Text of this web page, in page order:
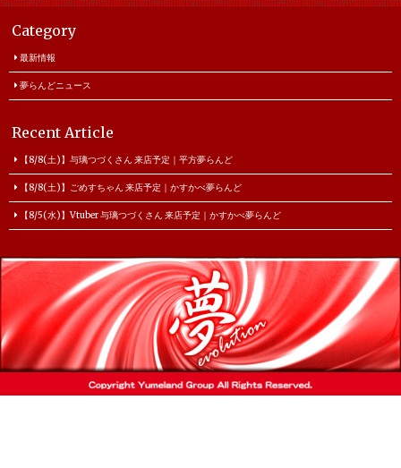
Category
最新情報
夢らんどニュース
Recent Article
【8/8(土)】与璃つづくさん 来店予定｜平方夢らんど
【8/8(土)】ごめすちゃん 来店予定｜かすかべ夢らんど
【8/5(水)】Vtuber 与璃つづくさん 来店予定｜かすかべ夢らんど